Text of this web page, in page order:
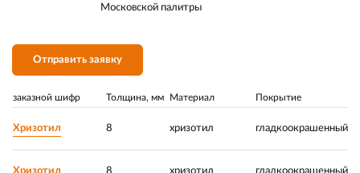
Московской палитры
Отправить заявку
заказной шифр Толщина, мм Материал Покрытие
Хризотил 8 хризотил гладкоокрашенный